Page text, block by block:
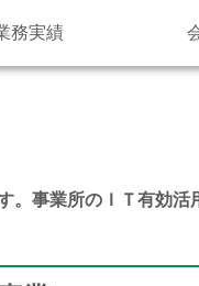
務実績
。事業所のＩＴ有効活